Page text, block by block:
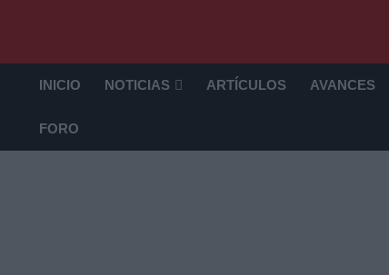
INICIO NOTICIAS ARTÍCULOS AVANCES
FORO